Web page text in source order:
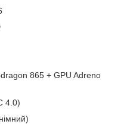
865 + GPU Adreno
4.0)